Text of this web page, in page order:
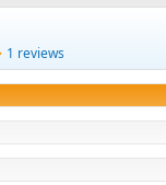
д
н
и
5
.
0
0
з
ё
з
1 reviews